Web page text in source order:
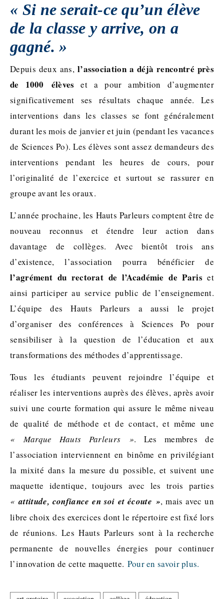
« Si ne serait-ce qu’un élève
de la classe y arrive, on a
gagné. »
Depuis deux ans, l’association a déjà rencontré près
de 1000 élèves et a pour ambition d’augmenter
significativement ses résultats chaque année. Les
interventions dans les classes se font généralement
durant les mois de janvier et juin (pendant les vacances
de Sciences Po). Les élèves sont assez demandeurs des
interventions pendant les heures de cours, pour
l’originalité de l’exercice et surtout se rassurer en
groupe avant les oraux.
L’année prochaine, les Hauts Parleurs comptent être de
nouveau reconnus et étendre leur action dans
davantage de collèges. Avec bientôt trois ans
d’existence, l’association pourra bénéficier de
l’agrément du rectorat de l’Académie de Paris et
ainsi participer au service public de l’enseignement.
L’équipe des Hauts Parleurs a aussi le projet
d’organiser des conférences à Sciences Po pour
sensibiliser à la question de l’éducation et aux
transformations des méthodes d’apprentissage.
Tous les étudiants peuvent rejoindre l’équipe et
réaliser les interventions auprès des élèves, après avoir
suivi une courte formation qui assure le même niveau
de qualité de méthode et de contact, et même une
« Marque Hauts Parleurs ». Les membres de
l’association interviennent en binôme en privilégiant
la mixité dans la mesure du possible, et suivent une
maquette identique, toujours avec les trois parties
«attitude, confiance en soi et écoute », mais avec un
libre choix des exercices dont le répertoire est fixé lors
de réunions. Les Hauts Parleurs sont à la recherche
permanente de nouvelles énergies pour continuer
l’innovation de cette maquette. Pour en savoir plus.